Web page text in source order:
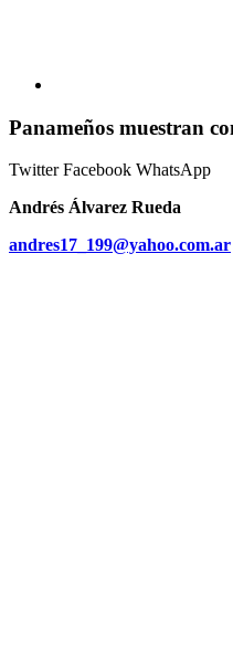
Panameños muestran
TwitterFacebook WhatsApp
Andrés Álvarez Rueda
andres17_199@yahoo.com.ar